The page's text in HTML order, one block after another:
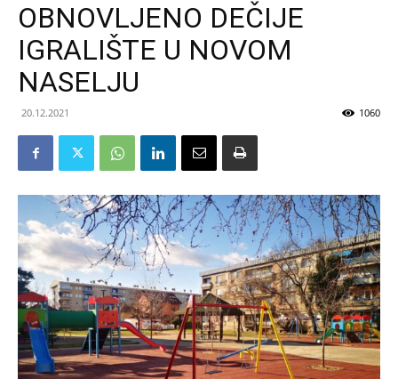
OBNOVLJENO DEČIJE
IGRALIŠTE U NOVOM
NASELJU
20.12.2021 1060